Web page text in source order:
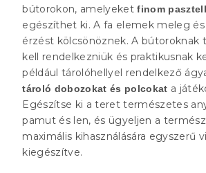
bútorokon, amelyeketfinom
egészíthet ki. A fa elemek meleg
érzést kölcsönöznek. A bútoroknak
kell rendelkezniük és praktikusnak
például tárolóhellyel rendelkező
tároló dobozokat és polcokat a
Egészítse ki a teret természetes
pamut és len, és ügyeljen a
maximális kihasználására egyszerű
kiegészítve.